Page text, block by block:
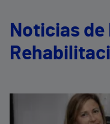
Noticias